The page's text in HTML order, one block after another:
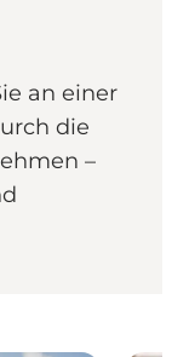
an einer
die
–